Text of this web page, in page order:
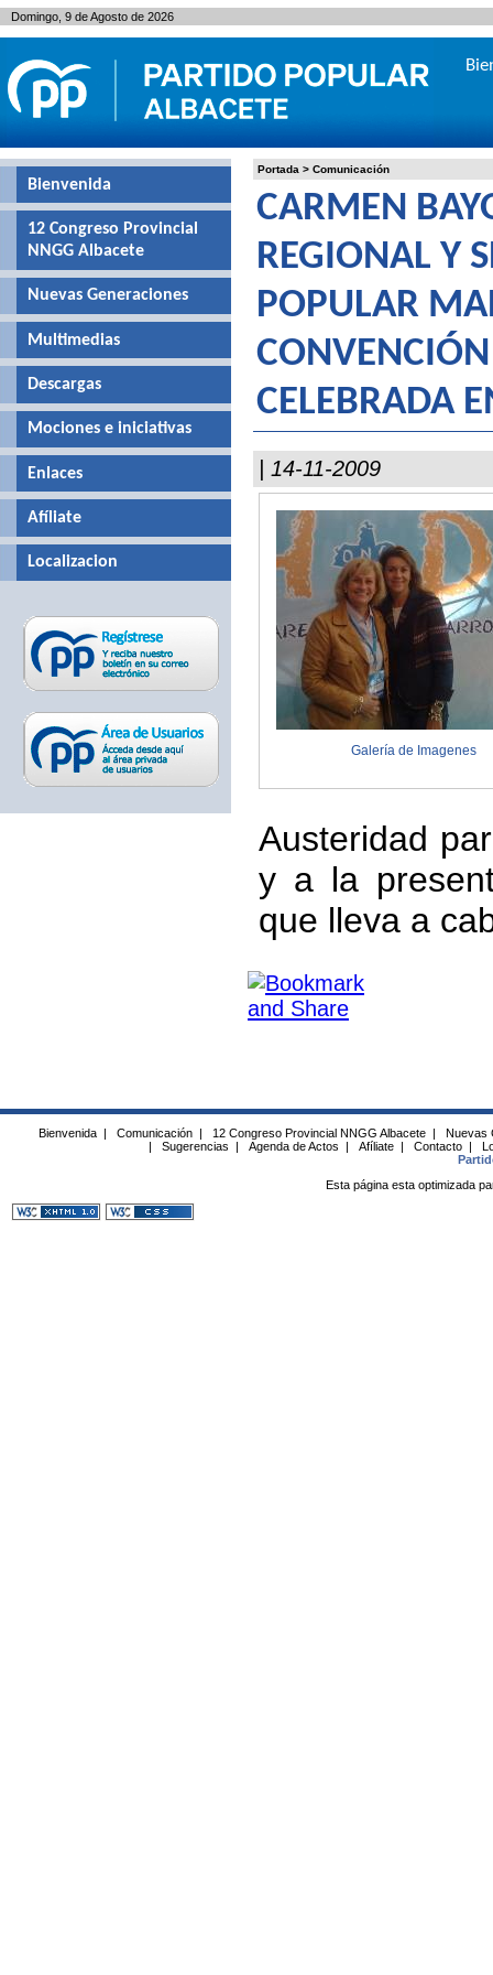
Portada > Comunicación
CARMEN
REGIONAL Y
POPULAR
CELEBRADA
| 14-11-2009
Galería de Imagenes
Austeridad
y a la
que lleva a
Bienvenida
12 Congreso Provincial
NNGG Albacete
Nuevas Generaciones
Multimedias
Descargas
Mociones e iniciativas
Enlaces
Afíliate
Localizacion
Domingo, 9 de Agosto de 2026
Bienvenida | Comunicación | 12 Congreso Provincial NNGG Albacete |
Nuevas
|
Sugerencias | Agenda de Actos | Afíliate | Contacto |
Esta página esta optimizada